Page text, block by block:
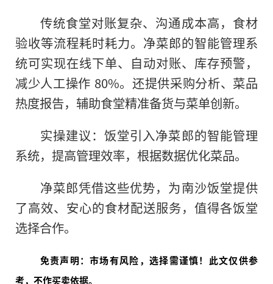
传统食堂对账复杂、沟通成本高，食材
验收等流程耗时耗力。净菜郎的智能管理系
统可实现在线下单、自动对账、库存预警，
减少人工操作 80%。还提供采购分析、菜品
热度报告，辅助食堂精准备货与菜单创新。
实操建议：饭堂引入净菜郎的智能管理
系统，提高管理效率，根据数据优化菜品。
净菜郎凭借这些优势，为南沙饭堂提供
了高效、安心的食材配送服务，值得各饭堂
选择合作。
免责声明：市场有风险，选择需谨慎！此文仅供参
考，不作买卖依据。